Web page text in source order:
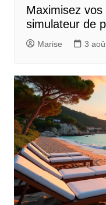
Maximisez
simulateur de
Marise 3